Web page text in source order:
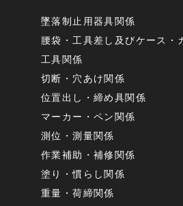
墜落制止用器具関係
腰袋・工具差し及びケース・
工具関係
切断・穴あけ関係
位置出し・締め具関係
マーカー・ペン関係
測位・測量関係
作業補助・補修関係
塗り・慣らし関係
重量・荷締関係